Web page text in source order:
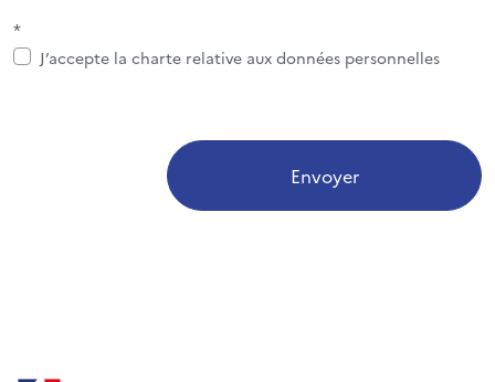
*
J’accepte la charte relative aux données personnelles
Envoyer